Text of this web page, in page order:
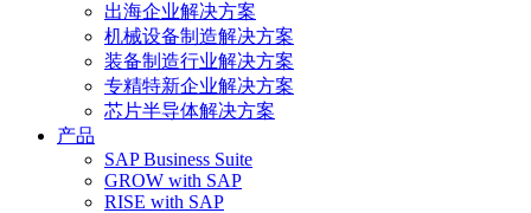
出海企业解决方案
机械设备制造解决方案
装备制造行业解决方案
专精特新企业解决方案
芯片半导体解决方案
产品
SAP Business Suite
GROW with SAP
RISE with SAP